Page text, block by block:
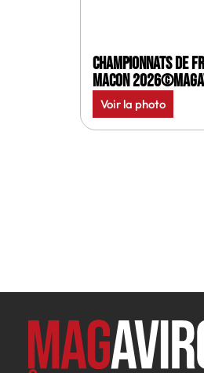
Championnats de
Macon
Voir la photo